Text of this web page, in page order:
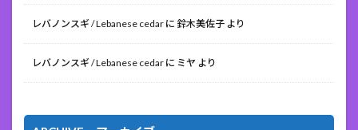
レバノンスギ / Lebanese cedar に 鈴木美佐子 より
レバノンスギ / Lebanese cedar に ミヤ より